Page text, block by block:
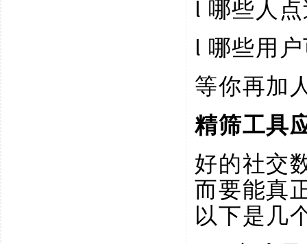
l 哪些人
l 哪些用
等你再加
精筛工具
好的社交
而要能真
以下是几